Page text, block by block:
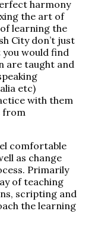
harmony
the art of
learning the
City don’t just
would find
are taught and
etc)
with them
from
comfortable
as change
Primarily
of teaching
scripting and
the learning